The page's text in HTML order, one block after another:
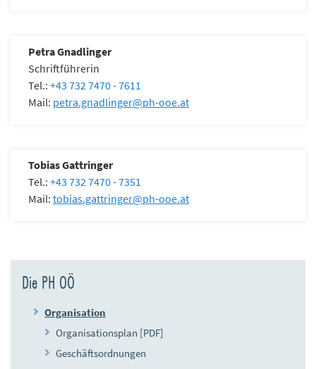
Petra Gnadlinger
Schriftführerin
Tel.: +43 732 7470 - 7611
Mail: petra.gnadlinger@ph-ooe.at
Tobias Gattringer
Tel.: +43 732 7470 - 7351
Mail: tobias.gattringer@ph-ooe.at
Die PH OÖ
Organisation
Organisationsplan [PDF]
Geschäftsordnungen